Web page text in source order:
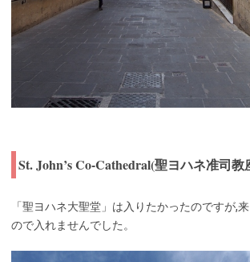
St. John’s Co-Cathedral(聖ヨハネ准司教
「聖ヨハネ大聖堂」は入りたかったのですが,
ので入れませんでした。